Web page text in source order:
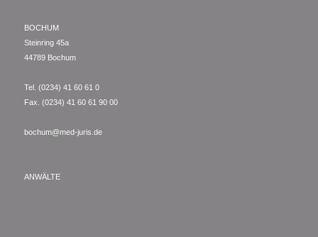
BOCHUM
Steinring 45a
44789 Bochum
Tel. (0234) 41 60 61 0
Fax. (0234) 41 60 61 90 00
bochum@med-juris.de
ANWÄLTE